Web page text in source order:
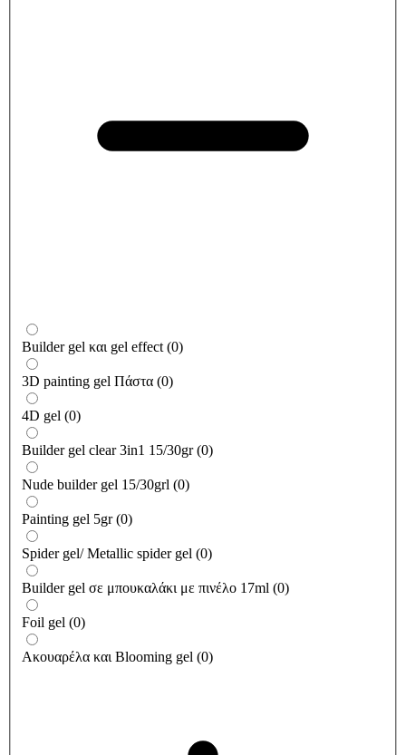
Builder gel και gel effect (0)
3D painting gel Πάστα (0)
4D gel (0)
Builder gel clear 3in1 15/30gr (0)
Nude builder gel 15/30grl (0)
Painting gel 5gr (0)
Spider gel/ Metallic spider gel (0)
Builder gel σε μπουκαλάκι με πινέλο 17ml (0)
Foil gel (0)
Ακουαρέλα και Blooming gel (0)